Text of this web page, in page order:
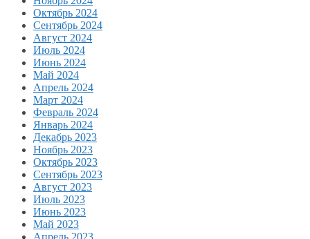
Октябрь 2024
Сентябрь 2024
Август 2024
Июль 2024
Июнь 2024
Май 2024
Апрель 2024
Март 2024
Февраль 2024
Январь 2024
Декабрь 2023
Ноябрь 2023
Октябрь 2023
Сентябрь 2023
Август 2023
Июль 2023
Июнь 2023
Май 2023
Апрель 2023